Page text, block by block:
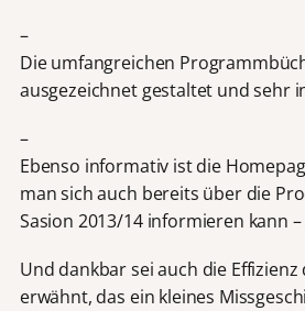
–
Die umfangreichen
ausgezeichnet gestaltet und sehr
–
Ebenso informativ ist die
man sich auch bereits über die
Sasion 2013/14 informieren kann
Und dankbar sei auch die
erwähnt, das ein kleines